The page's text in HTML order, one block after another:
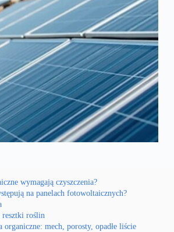
wymagają czyszczenia?
na panelach fotowoltaicznych?
resztki roślin
organiczne: mech, porosty, opadłe liście